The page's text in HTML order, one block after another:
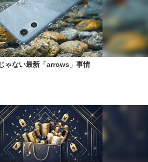
ゃない最新「arrows」事情